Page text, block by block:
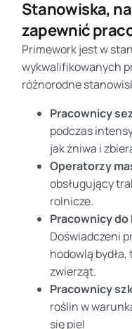
Stanowiska,
zapewnić
Primework jest w
wykwalifikowanych
różnorodne
Pracownicy
podczas
jak żniwa i
Operatorzy
obsługujący
rolnicze.
Pracownicy
Doświadczeni
hodowlą
zwierząt.
Pracownicy
roślin w
się piel